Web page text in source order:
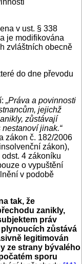
v ust. § 338
je modifikována
zvláštních obecně
do dne převodu
„Práva a povinnosti
jejichž
zůstávají
jinak.“
zákon č. 182/2006
zákon),
4 zákoníku
o vypuštění
v podobě
tak, že
zanikly,
práv
zůstává
legitimován
ze strany bývalého
sporu